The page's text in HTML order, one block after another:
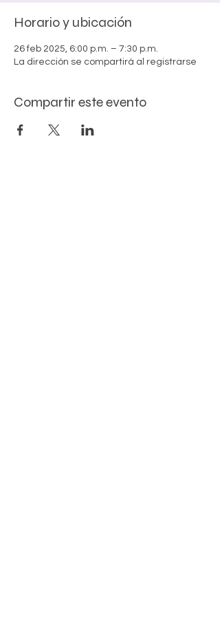
Horario y ubicación
26 feb 2025, 6:00 p.m. – 7:30 p.m.
La dirección se compartirá al registrarse
Compartir este evento